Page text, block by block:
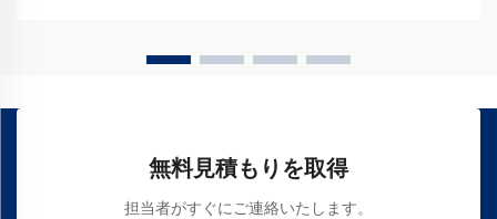
無料見積もりを取得
担当者がすぐにご連絡いたします。